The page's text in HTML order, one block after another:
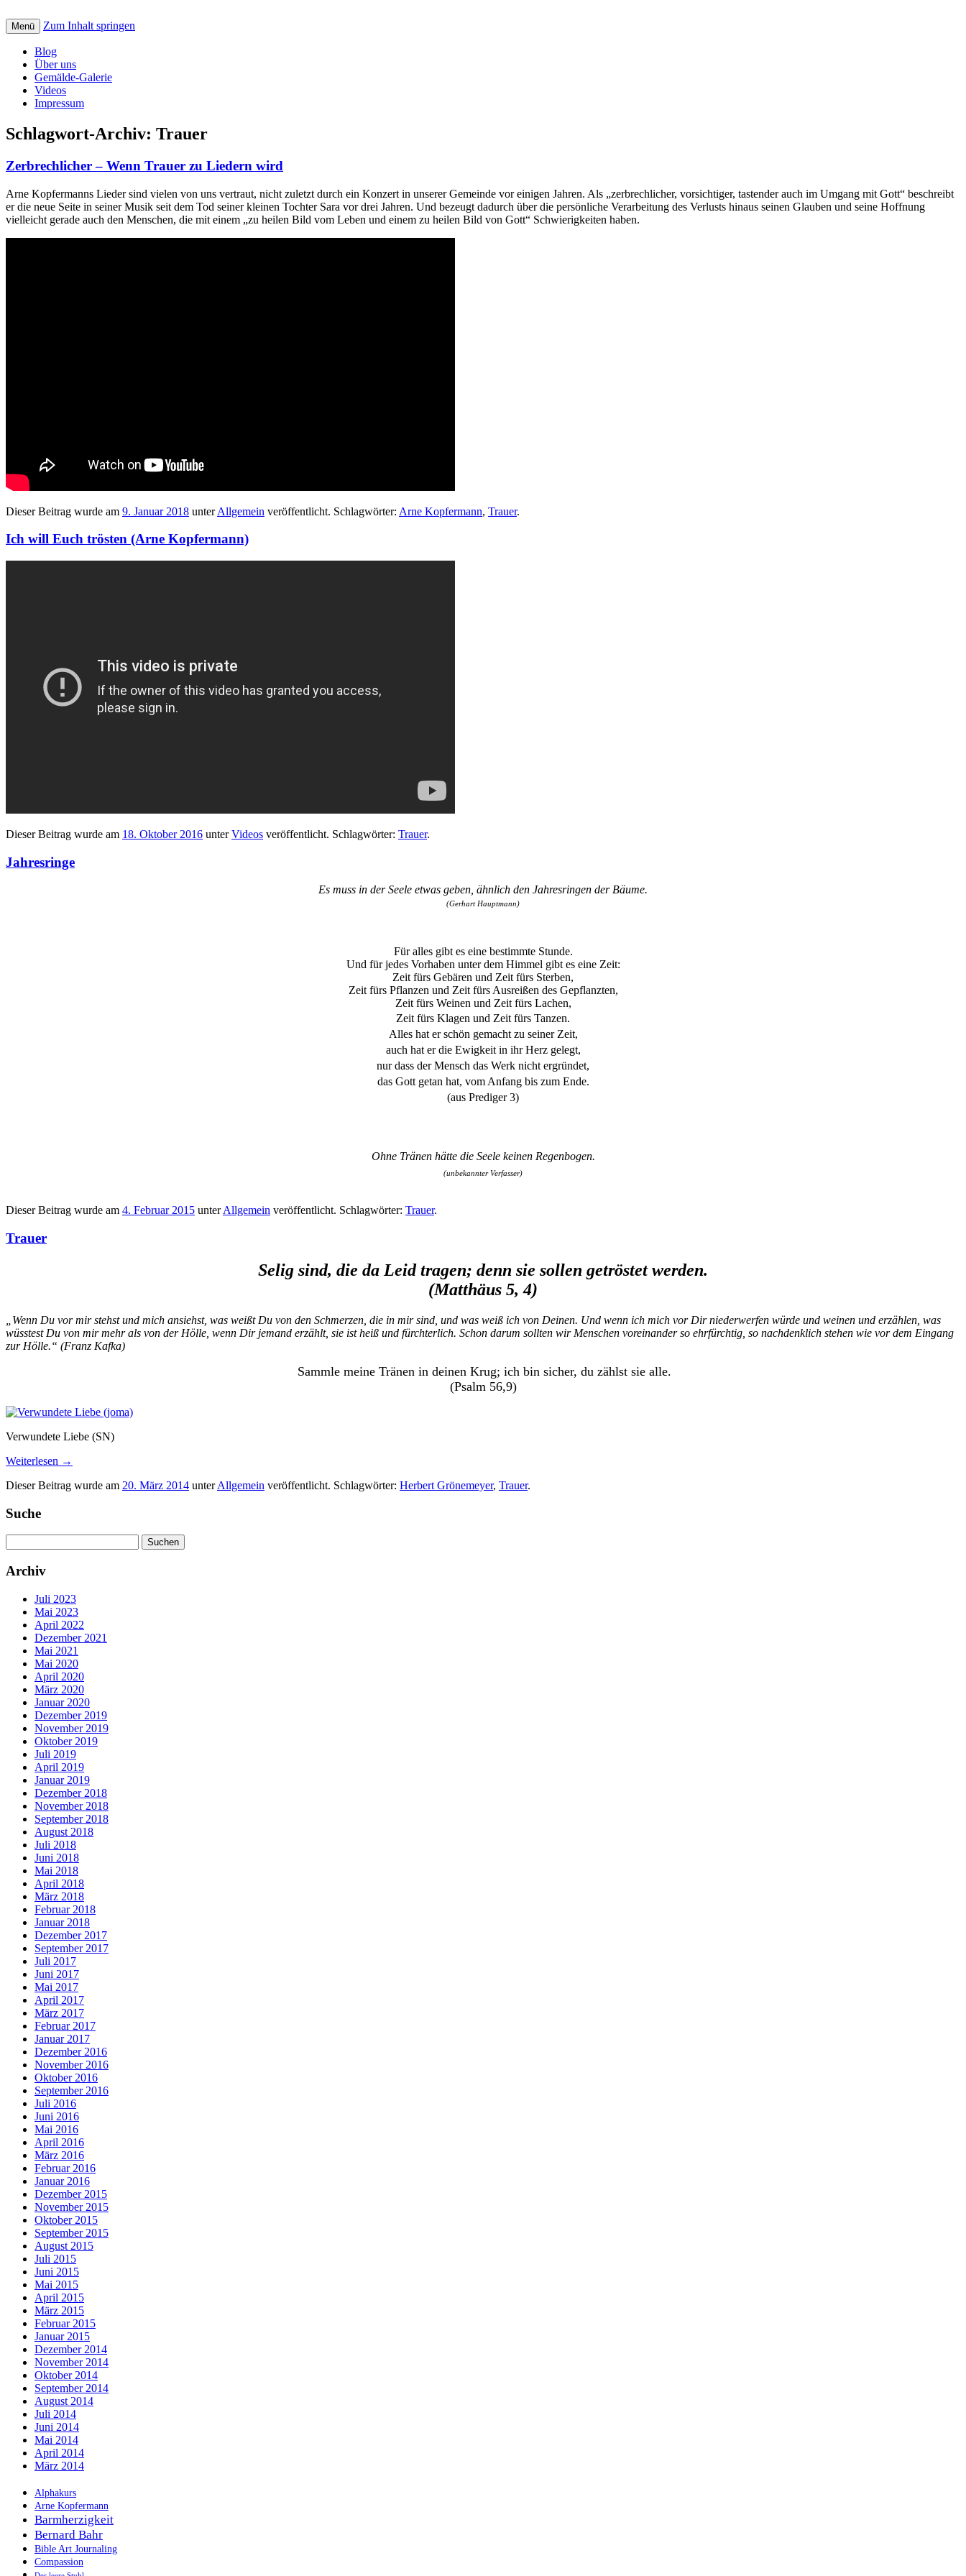
St. Petrus Kreativ
Creative art for God: Bilder, Musik, Texte und Videos mit christlicher Botschaft
Menü Zum Inhalt springen
Blog
Über uns
Gemälde-Galerie
Videos
Impressum
Schlagwort-Archiv: Trauer
Zerbrechlicher – Wenn Trauer zu Liedern wird
Arne Kopfermanns Lieder sind vielen von uns vertraut, nicht zuletzt durch ein Konzert in unserer Gemeinde vor einigen Jahren. Als „zerbrechlicher, vorsichtiger, tastender auch im Umgang mit Gott“ beschreibt
er die neue Seite in seiner Musik seit dem Tod seiner kleinen Tochter Sara vor drei Jahren. Und bezeugt dadurch über die persönliche Verarbeitung des Verlusts hinaus seinen Glauben und seine Hoffnung
vielleicht gerade auch den Menschen, die mit einem „zu heilen Bild vom Leben und einem zu heilen Bild von Gott“ Schwierigkeiten haben.
Dieser Beitrag wurde am 9. Januar 2018 unterAllgemein veröffentlicht. Schlagwörter: Arne Kopfermann, Trauer.
Ich will Euch trösten (Arne Kopfermann)
Dieser Beitrag wurde am 18. Oktober 2016 unterVideos veröffentlicht. Schlagwörter: Trauer.
Jahresringe
Es muss in der Seele etwas geben, ähnlich den Jahresringen der Bäume.
(Gerhart Hauptmann)
Für alles gibt es eine bestimmte Stunde.
Und für jedes Vorhaben unter dem Himmel gibt es eine Zeit:
Zeit fürs Gebären und Zeit fürs Sterben,
Zeit fürs Pflanzen und Zeit fürs Ausreißen des Gepflanzten,
Zeit fürs Weinen und Zeit fürs Lachen,
Zeit fürs Klagen und Zeit fürs Tanzen.
Alles hat er schön gemacht zu seiner Zeit,
auch hat er die Ewigkeit in ihr Herz gelegt,
nur dass der Mensch das Werk nicht ergründet,
das Gott getan hat, vom Anfang bis zum Ende.
(aus Prediger 3)
Ohne Tränen hätte die Seele keinen Regenbogen.
(unbekannter Verfasser)
Dieser Beitrag wurde am 4. Februar 2015 unterAllgemein veröffentlicht. Schlagwörter: Trauer.
Trauer
Selig sind, die da Leid tragen; denn sie sollen getröstet werden.
(Matthäus 5, 4)
„Wenn Du vor mir stehst und mich ansiehst, was weißt Du von den Schmerzen, die in mir sind, und was weiß ich von Deinen. Und wenn ich mich vor Dir niederwerfen würde und weinen und erzählen, was
wüsstest Du von mir mehr als von der Hölle, wenn Dir jemand erzählt, sie ist heiß und fürchterlich. Schon darum sollten wir Menschen voreinander so ehrfürchtig, so nachdenklich stehen wie vor dem Eingang
zur Hölle.“ (Franz Kafka)
Sammle meine Tränen in deinen Krug; ich bin sicher, du zählst sie alle.
(Psalm 56,9)
Verwundete Liebe (SN)
Weiterlesen →
Dieser Beitrag wurde am 20. März 2014 unterAllgemein veröffentlicht. Schlagwörter: Herbert Grönemeyer, Trauer.
Suche
nach:
Archiv
Juli 2023
Mai 2023
April 2022
Dezember 2021
Mai 2021
Mai 2020
April 2020
März 2020
Januar 2020
Dezember 2019
November 2019
Oktober 2019
Juli 2019
April 2019
Januar 2019
Dezember 2018
November 2018
September 2018
August 2018
Juli 2018
Juni 2018
Mai 2018
April 2018
März 2018
Februar 2018
Januar 2018
Dezember 2017
September 2017
Juli 2017
Juni 2017
Mai 2017
April 2017
März 2017
Februar 2017
Januar 2017
Dezember 2016
November 2016
Oktober 2016
September 2016
Juli 2016
Juni 2016
Mai 2016
April 2016
März 2016
Februar 2016
Januar 2016
Dezember 2015
November 2015
Oktober 2015
September 2015
August 2015
Juli 2015
Juni 2015
Mai 2015
April 2015
März 2015
Februar 2015
Januar 2015
Dezember 2014
November 2014
Oktober 2014
September 2014
August 2014
Juli 2014
Juni 2014
Mai 2014
April 2014
März 2014
Alphakurs
Arne Kopfermann
Barmherzigkeit
Bernard Bahr
Bible Art Journaling
Compassion